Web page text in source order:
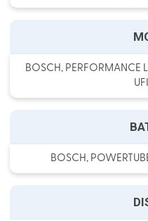
BOSCH, PERFORMANCE
BOSCH,